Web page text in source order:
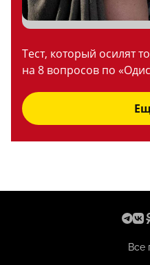
Тест, который осилят
на 8 вопросов по
Все